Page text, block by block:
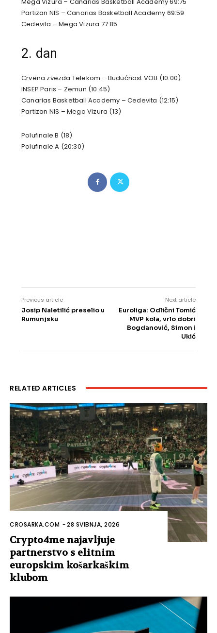
Partizan NIS – Canarias Basketball Academy 69:59
Cedevita – Mega Vizura 77:85
2. dan
Crvena zvezda Telekom – Budućnost VOLI (10:00)
INSEP Paris – Zemun (10:45)
Canarias Basketball Academy – Cedevita (12:15)
Partizan NIS – Mega Vizura (13)
Polufinale B (18)
Polufinale A (20:30)
Previous article
Josip Naletilić preselio u
Rumunjsku
Next article
Euroliga: Odlični Tomić
MVP kola, vrlo dobri
Bogdanović, Simon i
Ukić
RELATED ARTICLES
CROSARKA.COM -28 SVIBNJA, 2026
Crypto4me najavljuje
partnerstvo s elitnim
europskim košarkaškim
klubom